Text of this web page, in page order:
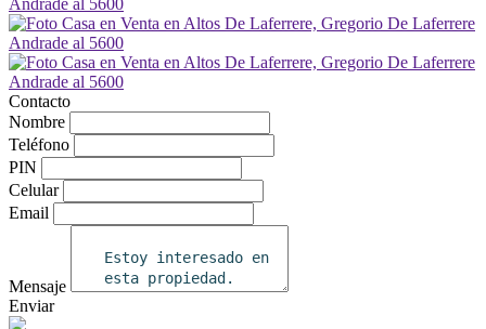
Contacto
Nombre
Teléfono
PIN
Celular
Email
Mensaje
Enviar